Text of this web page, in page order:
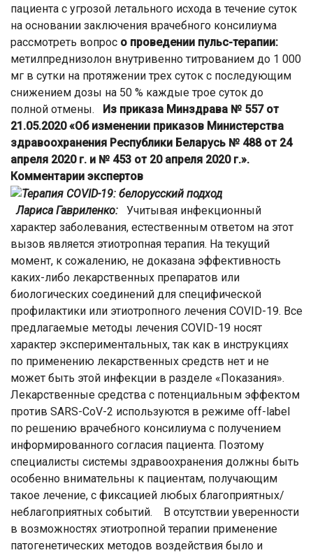
пациента с угрозой летального исхода в течение суток
на основании заключения врачебного консилиума
рассмотреть вопрос о проведении пульс-терапии:
метилпреднизолон внутривенно титрованием до 1 000
мг в сутки на протяжении трех суток с последующим
снижением дозы на 50 % каждые трое суток до
полной отмены.
Из приказа Минздрава № 557 от
21.05.2020 «Об изменении приказов Министерства
здравоохранения Республики Беларусь № 488 от 24
апреля 2020 г. и № 453 от 20 апреля 2020 г.».
Комментарии экспертов
Лариса Гавриленко: Учитывая инфекционный
характер заболевания, естественным ответом на этот
вызов является этиотропная терапия. На текущий
момент, к сожалению, не доказана эффективность
каких-либо лекарственных препаратов или
биологических соединений для специфической
профилактики или этиотропного лечения COVID-19. Все
предлагаемые методы лечения COVID-19 носят
характер экспериментальных, так как в инструкциях
по применению лекарственных средств нет и не
может быть этой инфекции в разделе «Показания».
Лекарственные средства с потенциальным эффектом
против SARS-CoV-2 используются в режиме off-label
по решению врачебного консилиума с получением
информированного согласия пациента. Поэтому
специалисты системы здравоохранения должны быть
особенно внимательны к пациентам, получающим
такое лечение, с фиксацией любых благоприятных/
неблагоприятных событий. В отсутствии уверенности
в возможностях этиотропной терапии применение
патогенетических методов воздействия было и